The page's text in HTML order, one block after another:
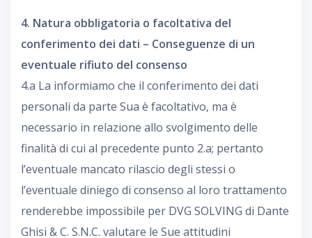
4. Natura obbligatoria o facoltativa del
conferimento dei dati – Conseguenze di un
eventuale rifiuto del consenso
4.a La informiamo che il conferimento dei dati
personali da parte Sua è facoltativo, ma è
necessario in relazione allo svolgimento delle
finalità di cui al precedente punto 2.a; pertanto
l’eventuale mancato rilascio degli stessi o
l’eventuale diniego di consenso al loro trattamento
renderebbe impossibile per DVG SOLVING di Dante
Ghisi & C. S.N.C. valutare le Sue attitudini